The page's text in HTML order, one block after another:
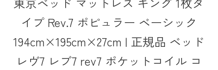
イプ Rev.7 ポピュラー ベーシック
194cm×195cm×27cm | 正規品 ベッド
レヴ7 レブ7 rev7 ポケットコイル コ